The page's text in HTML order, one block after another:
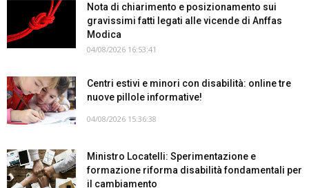
Nota di chiarimento e posizionamento sui
gravissimi fatti legati alle vicende di Anffas
Modica
04/08/2026 16:53:41
Centri estivi e minori con disabilità: online tre
nuove pillole informative!
04/08/2026 15:36:38
Ministro Locatelli: Sperimentazione e
formazione riforma disabilità fondamentali per
il cambiamento